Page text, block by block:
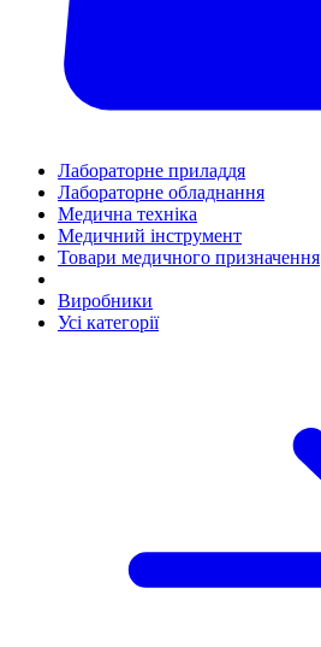
Лабораторне приладдя
Лабораторне обладнання
Медична техніка
Медичний інструмент
Товари медичного призначення
Виробники
Усі категорії